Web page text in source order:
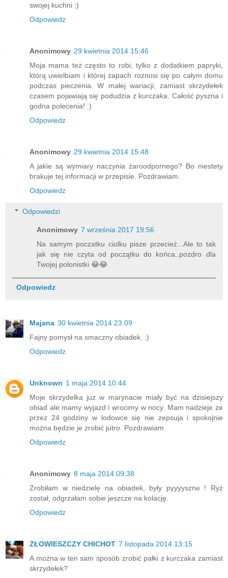
swojej kuchni ;)
Odpowiedz
Anonimowy 29 kwietnia 2014 15:46
Moja mama też często to robi, tylko z dodatkiem papryki,
którą uwielbiam i której zapach roznosi się po całym domu
podczas pieczenia. W małej wariacji, zamiast skrzydełek
czasem pojawiają się podudzia z kurczaka. Całość pyszna i
godna polecenia! :)
Odpowiedz
Anonimowy 29 kwietnia 2014 15:48
A jakie są wymiary naczynia żaroodpornego? Bo niestety
brakuje tej informacji w przepisie. Pozdrawiam.
Odpowiedz
Odpowiedzi
Anonimowy 7 września 2017 19:56
Na samym poczatku ciolku pisze przecież...Ale to tak
jak się nie czyta od początku do końca..pozdro dla
Twojej polonistki 😂😂
Odpowiedz
Majana 30 kwietnia 2014 23:09
Fajny pomysł na smaczny obiadek. :)
Odpowiedz
Unknown 1 maja 2014 10:44
Moje skrzydelka juz w marynacie miały być na dzisiejszy
obiad ale mamy wyjazd i wrocimy w nocy. Mam nadzieje ze
przez 24 godziny w lodowce się nie zepsuja i spokojnie
można będzie je zrobić jutro. Pozdrawiam
Odpowiedz
Anonimowy 8 maja 2014 09:38
Zrobiłam w niedzielę na obiadek, były pyyyyszne ! Ryż
został, odgrzałam sobie jeszcze na kolację.
Odpowiedz
ZŁOWIESZCZY CHICHOT 7 listopada 2014 13:15
A można w ten sam sposób zrobić pałki z kurczaka zamiast
skrzydełek?